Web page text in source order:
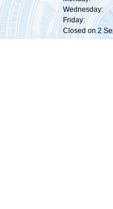
Wednesday:
Friday:
Closed on 2